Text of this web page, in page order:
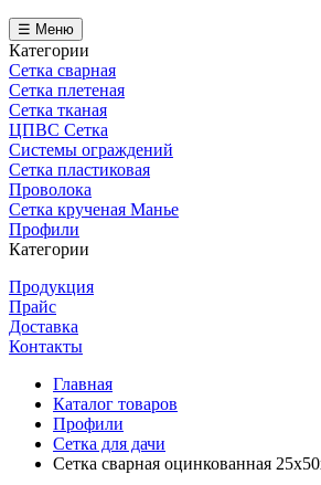
☰ Меню
Категории
Сетка сварная
Сетка плетеная
Сетка тканая
ЦПВС Сетка
Системы ограждений
Сетка пластиковая
Проволока
Сетка крученая Манье
Профили
Категории
Продукция
Прайс
Доставка
Контакты
Главная
Каталог товаров
Профили
Сетка для дачи
Сетка сварная оцинкованная